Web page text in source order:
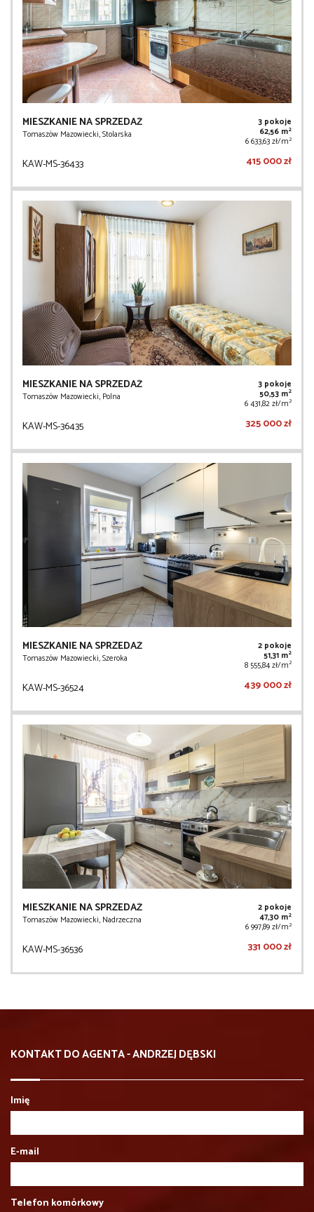
MIESZKANIE NA SPRZEDAŻ
Tomaszów Mazowiecki, Stolarska
3 pokoje
62,56 m2
6 633,63 zł/m2
KAW-MS-36433 415 000 zł
MIESZKANIE NA SPRZEDAŻ
Tomaszów Mazowiecki, Polna
3 pokoje
50,53 m2
6 431,82 zł/m2
KAW-MS-36435 325 000 zł
MIESZKANIE NA SPRZEDAŻ
Tomaszów Mazowiecki, Szeroka
2 pokoje
51,31 m2
8 555,84 zł/m2
KAW-MS-36524 439 000 zł
MIESZKANIE NA SPRZEDAŻ
Tomaszów Mazowiecki, Nadrzeczna
2 pokoje
47,30 m2
6 997,89 zł/m2
KAW-MS-36536 331 000 zł
KONTAKT DO AGENTA - ANDRZEJ DĘBSKI
Imię
E-mail
Telefon komórkowy